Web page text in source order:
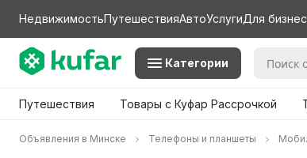
НедвижимостьПутешествияАвтоУслугиДля
Категории
Путешествия Товары с Куфар Рассрочкой
Объявления в Минске Телефоны и планшеты